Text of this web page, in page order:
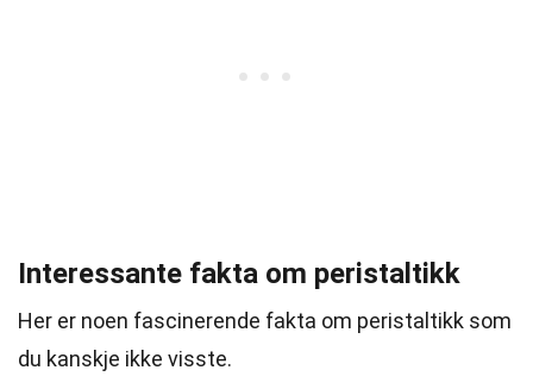
Interessante fakta om peristaltikk
Her er noen fascinerende fakta om peristaltikk som
du kanskje ikke visste.